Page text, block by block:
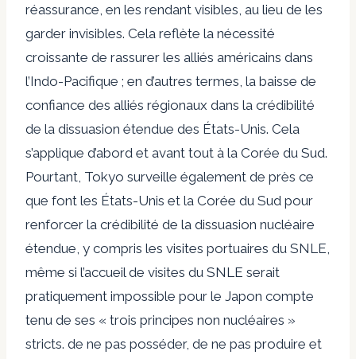
réassurance, en les rendant visibles, au lieu de les
garder invisibles. Cela reflète la nécessité
croissante de rassurer les alliés américains dans
l’Indo-Pacifique ; en d’autres termes, la baisse de
confiance des alliés régionaux dans la crédibilité
de la dissuasion étendue des États-Unis. Cela
s’applique d’abord et avant tout à la Corée du Sud.
Pourtant, Tokyo surveille également de près ce
que font les États-Unis et la Corée du Sud pour
renforcer la crédibilité de la dissuasion nucléaire
étendue, y compris les visites portuaires du SNLE,
même si l’accueil de visites du SNLE serait
pratiquement impossible pour le Japon compte
tenu de ses « trois principes non nucléaires »
stricts. de ne pas posséder, de ne pas produire et